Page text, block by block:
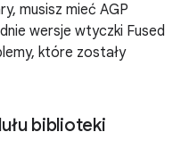
musisz mieć AGP
wersje wtyczki Fused
które zostały
biblioteki